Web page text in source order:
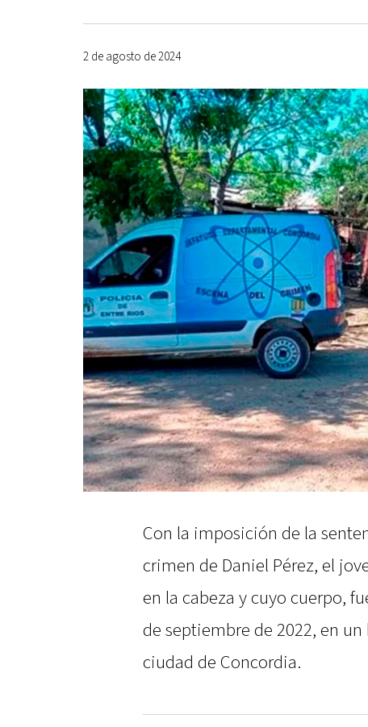
2 de agosto de 2024
Con la imposición de la
crimen de Daniel Pérez, el
en la cabeza y cuyo cuerpo,
de septiembre de 2022, en
ciudad de Concordia.